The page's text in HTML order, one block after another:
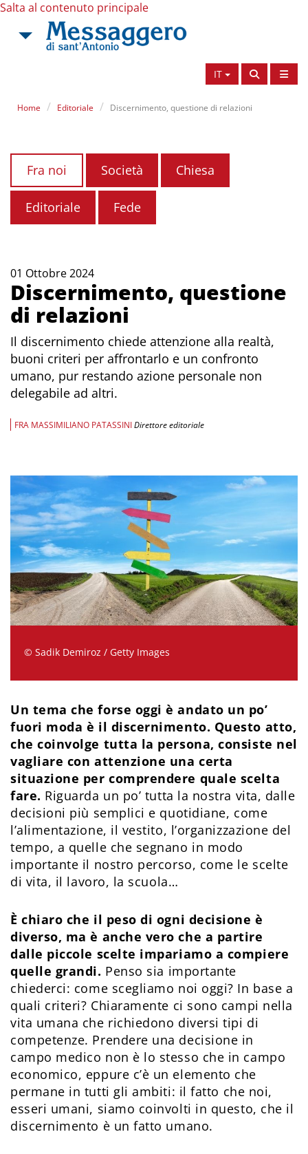
Salta al contenuto principale
IT
Home Editoriale Discernimento, questione di relazioni
Fra noi Società Chiesa
Editoriale Fede
01 Ottobre 2024
Discernimento, questione
di relazioni
Il discernimento chiede attenzione alla realtà,
buoni criteri per affrontarlo e un confronto
umano, pur restando azione personale non
delegabile ad altri.
FRA MASSIMILIANO PATASSINIDirettore editoriale
© Sadik Demiroz / Getty Images
Un tema che forse oggi è andato un po’
fuori moda è il discernimento. Questo atto,
che coinvolge tutta la persona, consiste nel
vagliare con attenzione una certa
situazione per comprendere quale scelta
fare. Riguarda un po’ tutta la nostra vita, dalle
decisioni più semplici e quotidiane, come
l’alimentazione, il vestito, l’organizzazione del
tempo, a quelle che segnano in modo
importante il nostro percorso, come le scelte
di vita, il lavoro, la scuola…
È chiaro che il peso di ogni decisione è
diverso, ma è anche vero che a partire
dalle piccole scelte impariamo a compiere
quelle grandi. Penso sia importante
chiederci: come scegliamo noi oggi? In base a
quali criteri? Chiaramente ci sono campi nella
vita umana che richiedono diversi tipi di
competenze. Prendere una decisione in
campo medico non è lo stesso che in campo
economico, eppure c’è un elemento che
permane in tutti gli ambiti: il fatto che noi,
esseri umani, siamo coinvolti in questo, che il
discernimento è un fatto umano.